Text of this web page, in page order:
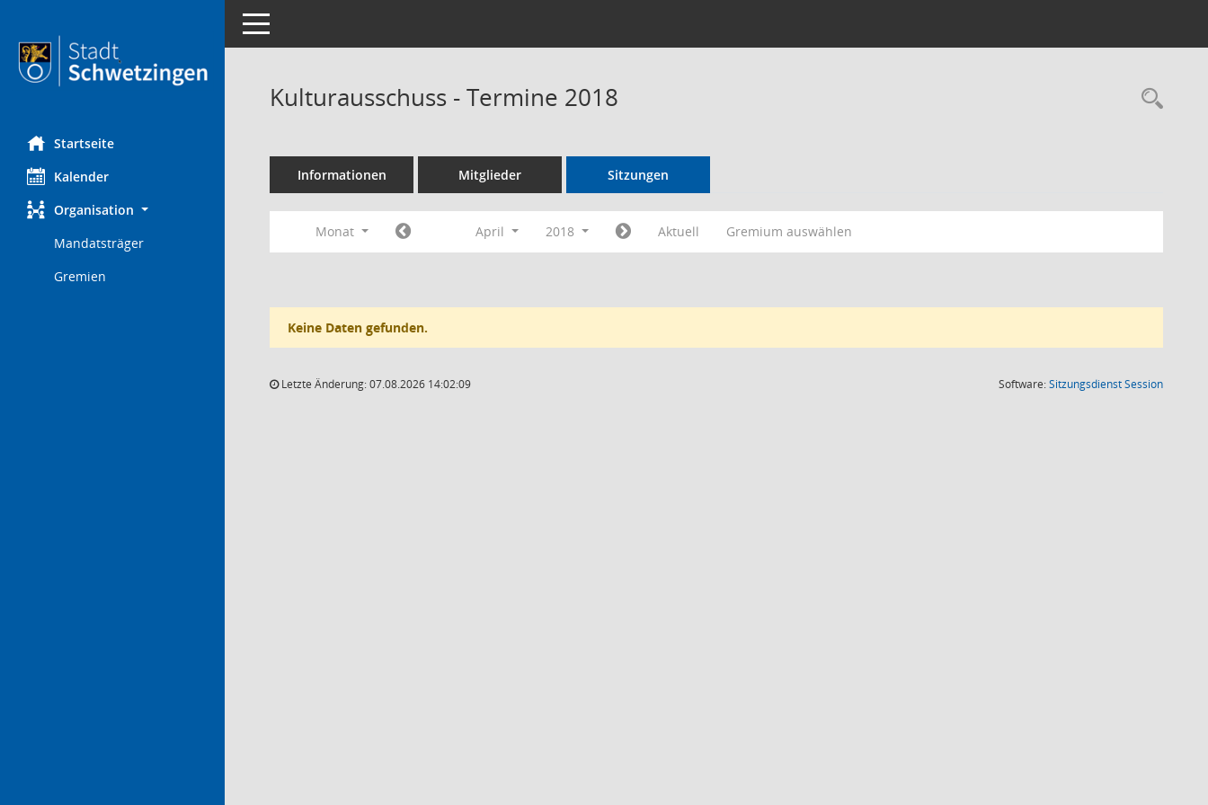
Startseite
Kalender
Organisation
Mandatsträger
Gremien
Toggle navigation
Kulturausschuss - Termine 2018
Informationen Mitglieder Sitzungen
Monat April 2018 Aktuell Gremium auswählen
Keine Daten gefunden.
Letzte Änderung: 07.08.2026 14:02:09 Software:SitzungsdienstSession(Wird in